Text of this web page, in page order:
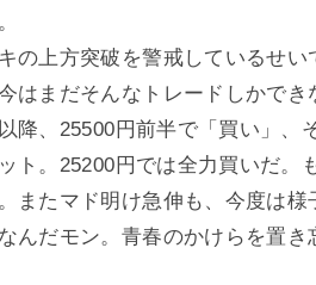
の上方突破を警戒しているせ
はまだそんなトレードしかでき
降、25500円前半で「買い」、
ト。25200円では全力買いだ。
またマド明け急伸も、今度は
んだモン。青春のかけらを置き